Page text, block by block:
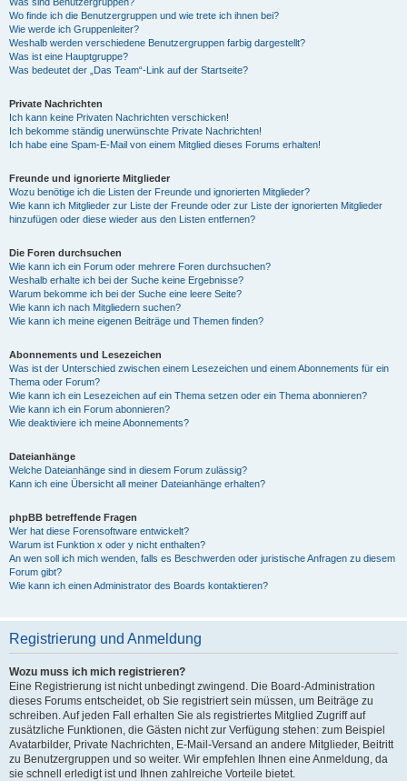
Wo finde ich die Benutzergruppen und wie trete ich ihnen bei?
Wie werde ich Gruppenleiter?
Weshalb werden verschiedene Benutzergruppen farbig dargestellt?
Was ist eine Hauptgruppe?
Was bedeutet der „Das Team“-Link auf der Startseite?
Private Nachrichten
Ich kann keine Privaten Nachrichten verschicken!
Ich bekomme ständig unerwünschte Private Nachrichten!
Ich habe eine Spam-E-Mail von einem Mitglied dieses Forums erhalten!
Freunde und ignorierte Mitglieder
Wozu benötige ich die Listen der Freunde und ignorierten Mitglieder?
Wie kann ich Mitglieder zur Liste der Freunde oder zur Liste der ignorierten Mitglieder
hinzufügen oder diese wieder aus den Listen entfernen?
Die Foren durchsuchen
Wie kann ich ein Forum oder mehrere Foren durchsuchen?
Weshalb erhalte ich bei der Suche keine Ergebnisse?
Warum bekomme ich bei der Suche eine leere Seite?
Wie kann ich nach Mitgliedern suchen?
Wie kann ich meine eigenen Beiträge und Themen finden?
Abonnements und Lesezeichen
Was ist der Unterschied zwischen einem Lesezeichen und einem Abonnements für ein
Thema oder Forum?
Wie kann ich ein Lesezeichen auf ein Thema setzen oder ein Thema abonnieren?
Wie kann ich ein Forum abonnieren?
Wie deaktiviere ich meine Abonnements?
Dateianhänge
Welche Dateianhänge sind in diesem Forum zulässig?
Kann ich eine Übersicht all meiner Dateianhänge erhalten?
phpBB betreffende Fragen
Wer hat diese Forensoftware entwickelt?
Warum ist Funktion x oder y nicht enthalten?
An wen soll ich mich wenden, falls es Beschwerden oder juristische Anfragen zu diesem
Forum gibt?
Wie kann ich einen Administrator des Boards kontaktieren?
Registrierung und Anmeldung
Wozu muss ich mich registrieren?
Eine Registrierung ist nicht unbedingt zwingend. Die Board-Administration
dieses Forums entscheidet, ob Sie registriert sein müssen, um Beiträge zu
schreiben. Auf jeden Fall erhalten Sie als registriertes Mitglied Zugriff auf
zusätzliche Funktionen, die Gästen nicht zur Verfügung stehen: zum Beispiel
Avatarbilder, Private Nachrichten, E-Mail-Versand an andere Mitglieder, Beitritt
zu Benutzergruppen und so weiter. Wir empfehlen Ihnen eine Anmeldung, da
sie schnell erledigt ist und Ihnen zahlreiche Vorteile bietet.